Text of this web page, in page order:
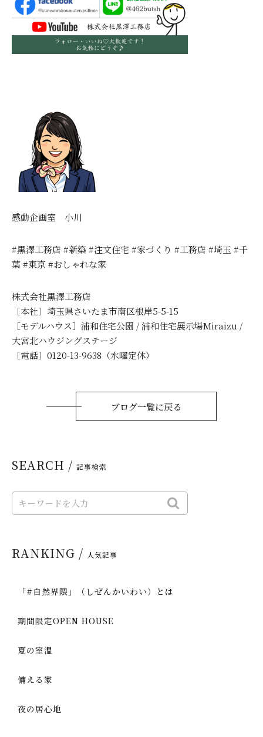
感動企画室 小川
#黒澤工務店 #新築 #注文住宅 #家づくり #工務店 #埼玉 #千
葉 #東京 #おしゃれな家
株式会社黒澤工務店
［本社］埼玉県さいたま市南区根岸5-5-15
［モデルハウス］浦和住宅公園 / 浦和住宅展示場Miraizu /
大宮北ハウジングステージ
［電話］0120-13-9638（水曜定休）
ブログ一覧に戻る
SEARCH / 記事検索
RANKING / 人気記事
「#自然界隈」（しぜんかいわい）とは
期間限定OPEN HOUSE
夏の室温
備える家
夜の居心地